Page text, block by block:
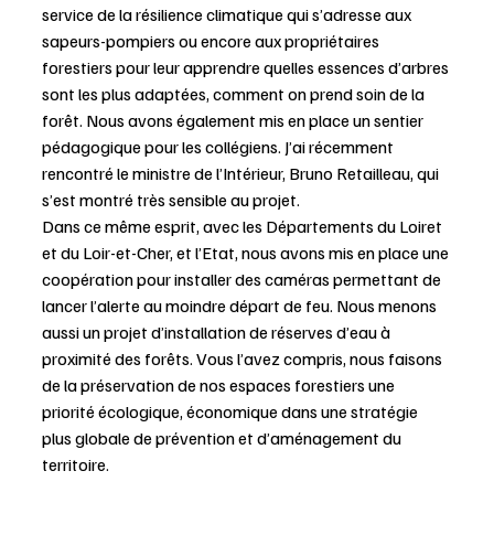
service de la résilience climatique qui s’adresse aux
sapeurs-pompiers ou encore aux propriétaires
forestiers pour leur apprendre quelles essences d’arbres
sont les plus adaptées, comment on prend soin de la
forêt. Nous avons également mis en place un sentier
pédagogique pour les collégiens. J’ai récemment
rencontré le ministre de l’Intérieur, Bruno Retailleau, qui
s’est montré très sensible au projet.
Dans ce même esprit, avec les Départements du Loiret
et du Loir-et-Cher, et l’Etat, nous avons mis en place une
coopération pour installer des caméras permettant de
lancer l’alerte au moindre départ de feu. Nous menons
aussi un projet d’installation de réserves d’eau à
proximité des forêts. Vous l’avez compris, nous faisons
de la préservation de nos espaces forestiers une
priorité écologique, économique dans une stratégie
plus globale de prévention et d’aménagement du
territoire.